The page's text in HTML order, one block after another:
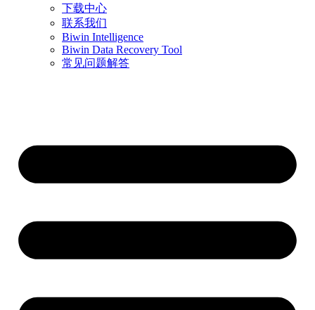
下载中心
联系我们
Biwin Intelligence
Biwin Data Recovery Tool
常见问题解答